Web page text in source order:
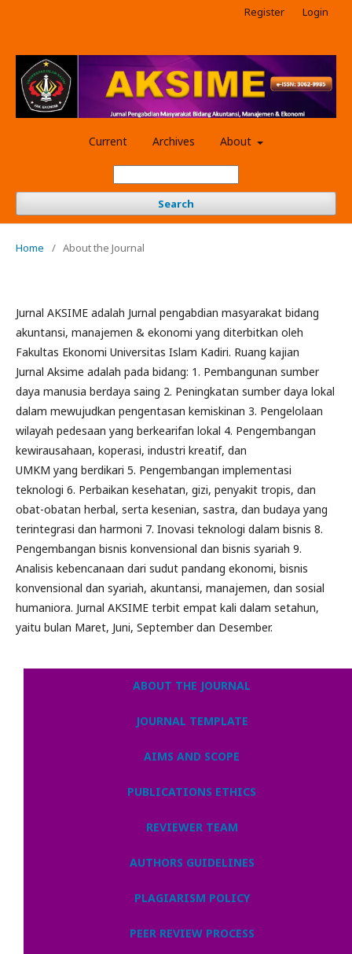
Current Archives About
Search
Register Login
Home / About the Journal
Jurnal AKSIME adalah Jurnal pengabdian masyarakat bidang
akuntansi, manajemen & ekonomi yang diterbitkan oleh
Fakultas Ekonomi Universitas Islam Kadiri. Ruang kajian
Jurnal Aksime adalah pada bidang: 1. Pembangunan sumber
daya manusia berdaya saing 2. Peningkatan sumber daya lokal
dalam mewujudkan pengentasan kemiskinan 3. Pengelolaan
wilayah pedesaan yang berkearifan lokal 4. Pengembangan
kewirausahaan, koperasi, industri kreatif, dan
UMKM yang berdikari 5. Pengembangan implementasi
teknologi 6. Perbaikan kesehatan, gizi, penyakit tropis, dan
obat-obatan herbal, serta kesenian, sastra, dan budaya yang
terintegrasi dan harmoni 7. Inovasi teknologi dalam bisnis 8.
Pengembangan bisnis konvensional dan bisnis syariah 9.
Analisis kebencanaan dari sudut pandang ekonomi, bisnis
konvensional dan syariah, akuntansi, manajemen, dan sosial
humaniora. Jurnal AKSIME terbit empat kali dalam setahun,
yaitu bulan Maret, Juni, September dan Desember.
ABOUT THE JOURNAL
JOURNAL TEMPLATE
AIMS AND SCOPE
PUBLICATIONS ETHICS
REVIEWER TEAM
AUTHORS GUIDELINES
PLAGIARISM POLICY
PEER REVIEW PROCESS